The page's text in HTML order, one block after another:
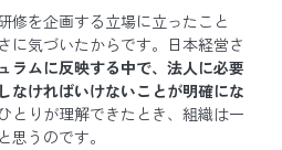
修を企画する立場に立ったこと
に気づいたからです。日本経営さ
ラムに反映する中で、法人に必要
なければいけないことが明確にな
とりが理解できたとき、組織は一
思うのです。